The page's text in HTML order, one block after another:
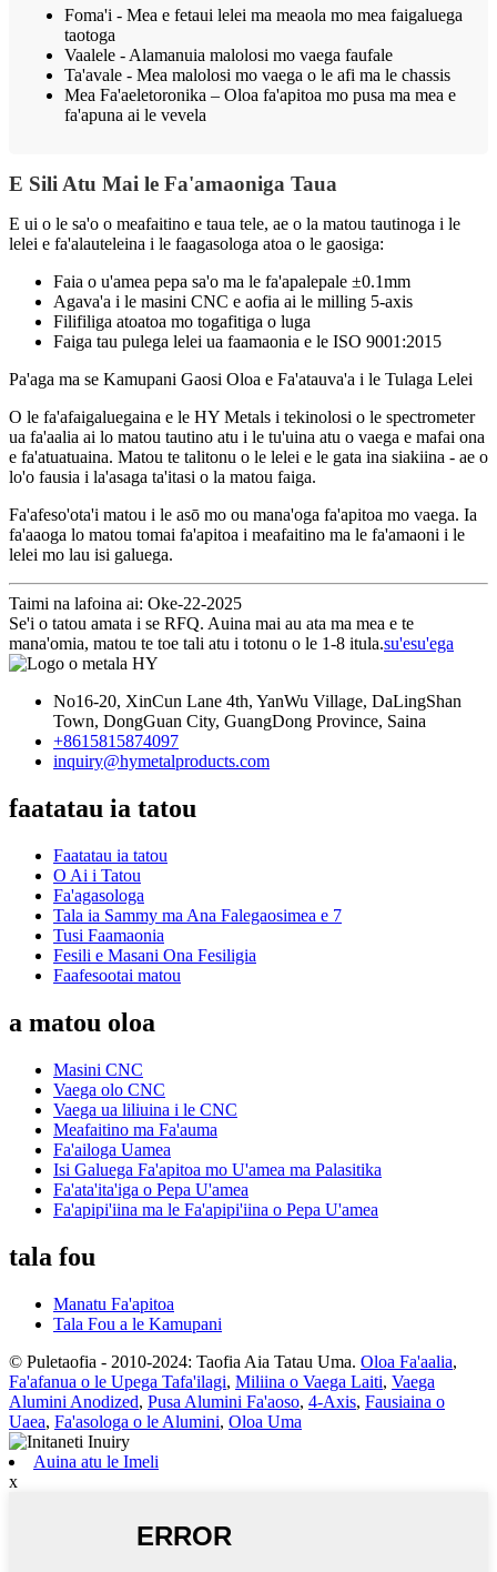
Foma'i - Mea e fetaui lelei ma meaola mo mea faigaluega
taotoga
Vaalele - Alamanuia malolosi mo vaega faufale
Ta'avale - Mea malolosi mo vaega o le afi ma le chassis
Mea Fa'aeletoronika – Oloa fa'apitoa mo pusa ma mea e
fa'apuna ai le vevela
E Sili Atu Mai le Fa'amaoniga Taua
E ui o le sa'o o meafaitino e taua tele, ae o la matou tautinoga i le
lelei e fa'alauteleina i le faagasologa atoa o le gaosiga:
Faia o u'amea pepa sa'o ma le fa'apalepale ±0.1mm
Agava'a i le masini CNC e aofia ai le milling 5-axis
Filifiliga atoatoa mo togafitiga o luga
Faiga tau pulega lelei ua faamaonia e le ISO 9001:2015
Pa'aga ma se Kamupani Gaosi Oloa e Fa'atauva'a i le Tulaga Lelei
O le fa'afaigaluegaina e le HY Metals i tekinolosi o le spectrometer
ua fa'aalia ai lo matou tautino atu i le tu'uina atu o vaega e mafai ona
e fa'atuatuaina. Matou te talitonu o le lelei e le gata ina siakiina - ae o
lo'o fausia i la'asaga ta'itasi o la matou faiga.
Fa'afeso'ota'i matou i le asō mo ou mana'oga fa'apitoa mo vaega. Ia
fa'aaoga lo matou tomai fa'apitoa i meafaitino ma le fa'amaoni i le
lelei mo lau isi galuega.
Taimi na lafoina ai: Oke-22-2025
Se'i o tatou amata i se RFQ. Auina mai au ata ma mea e te
mana'omia, matou te toe tali atu i totonu o le 1-8 itula.su'esu'ega
No16-20, XinCun Lane 4th, YanWu Village, DaLingShan
Town, DongGuan City, GuangDong Province, Saina
+8615815874097
inquiry@hymetalproducts.com
faatatau ia tatou
Faatatau ia tatou
O Ai i Tatou
Fa'agasologa
Tala ia Sammy ma Ana Falegaosimea e 7
Tusi Faamaonia
Fesili e Masani Ona Fesiligia
Faafesootai matou
a matou oloa
Masini CNC
Vaega olo CNC
Vaega ua liliuina i le CNC
Meafaitino ma Fa'auma
Fa'ailoga Uamea
Isi Galuega Fa'apitoa mo U'amea ma Palasitika
Fa'ata'ita'iga o Pepa U'amea
Fa'apipi'iina ma le Fa'apipi'iina o Pepa U'amea
tala fou
Manatu Fa'apitoa
Tala Fou a le Kamupani
© Puletaofia - 2010-2024: Taofia Aia Tatau Uma. Oloa Fa'aalia,
Fa'afanua o le Upega Tafa'ilagi, Miliina o Vaega Laiti, Vaega
Alumini Anodized, Pusa Alumini Fa'aoso, 4-Axis, Fausiaina o
Uaea, Fa'asologa o le Alumini, Oloa Uma
Auina atu le Imeli
x